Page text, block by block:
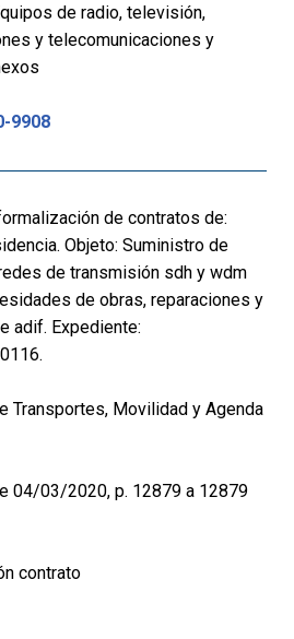
de radio, televisión,
y telecomunicaciones y
9908
de contratos de:
Objeto: Suministro de
de transmisión sdh y wdm
de obras, reparaciones y
adif. Expediente:
Transportes, Movilidad y Agenda
04/03/2020, p. 12879 a 12879
contrato